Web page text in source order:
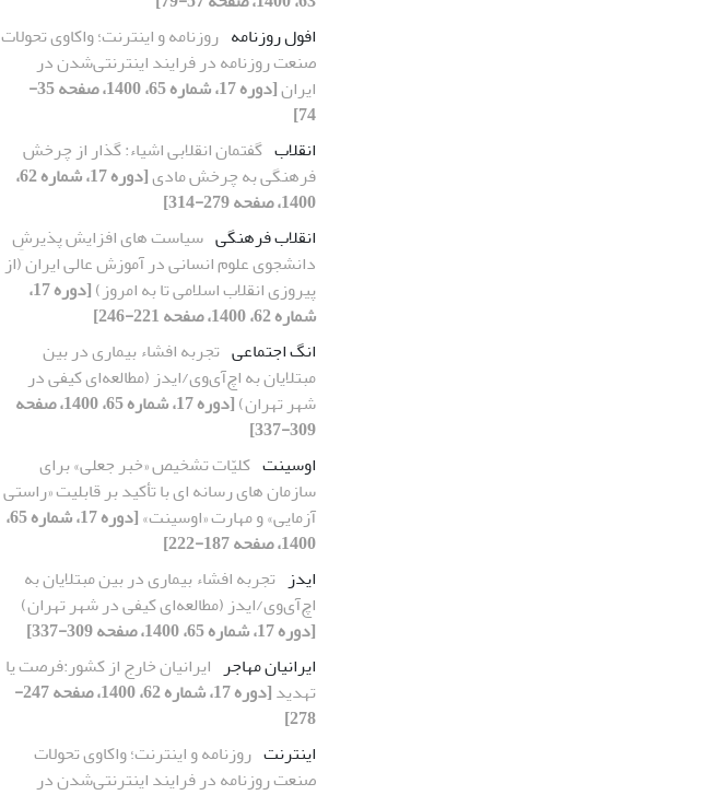
افول روزنامه روزنامه و اینترنت؛ واکاوی تحولات
صنعت روزنامه در فرایند اینترنتی‌شدن در
ایران
[دوره 17، شماره 65، 1400، صفحه 35-
74]
انقلاب گفتمان انقلابی اشیاء: گذار از چرخش
فرهنگی به چرخش مادی
[دوره 17، شماره 62،
1400، صفحه 279-314]
انقلاب فرهنگی سیاست های افزایش پذیرشِ
دانشجوی علوم انسانی در آموزش عالی ایران (از
پیروزی انقلاب اسلامی تا به امروز)
[دوره 17،
شماره 62، 1400، صفحه 221-246]
انگ اجتماعی تجربه افشاء بیماری در بین
مبتلایان به اچ‌آی‌وی/ایدز (مطالعه‌ای کیفی در
شهر تهران)
[دوره 17، شماره 65، 1400، صفحه
309-337]
اوسینت کلیّات تشخیص «خبر جعلی» برای
سازمان های رسانه ای با تأکید بر قابلیت «راستی
آزمایی» و مهارت «اوسینت»
[دوره 17، شماره 65،
1400، صفحه 187-222]
ایدز تجربه افشاء بیماری در بین مبتلایان به
اچ‌آی‌وی/ایدز (مطالعه‌ای کیفی در شهر تهران)
[دوره 17، شماره 65، 1400، صفحه 309-337]
ایرانیان مهاجر ایرانیان خارج از کشور:فرصت یا
تهدید
[دوره 17، شماره 62، 1400، صفحه 247-
278]
اینترنت روزنامه و اینترنت؛ واکاوی تحولات
صنعت روزنامه در فرایند اینترنتی‌شدن در